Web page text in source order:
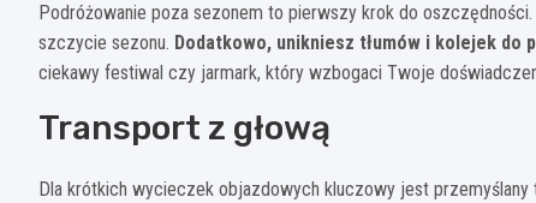
Podróżowanie poza sezonem to pierwszy krok do
szczycie sezonu. Dodatkowo, unikniesz tłumów i kolejek do
ciekawy festiwal czy jarmark, który wzbogaci Twoje
Transport z głową
Dla krótkich wycieczek objazdowych kluczowy jest przemyślany